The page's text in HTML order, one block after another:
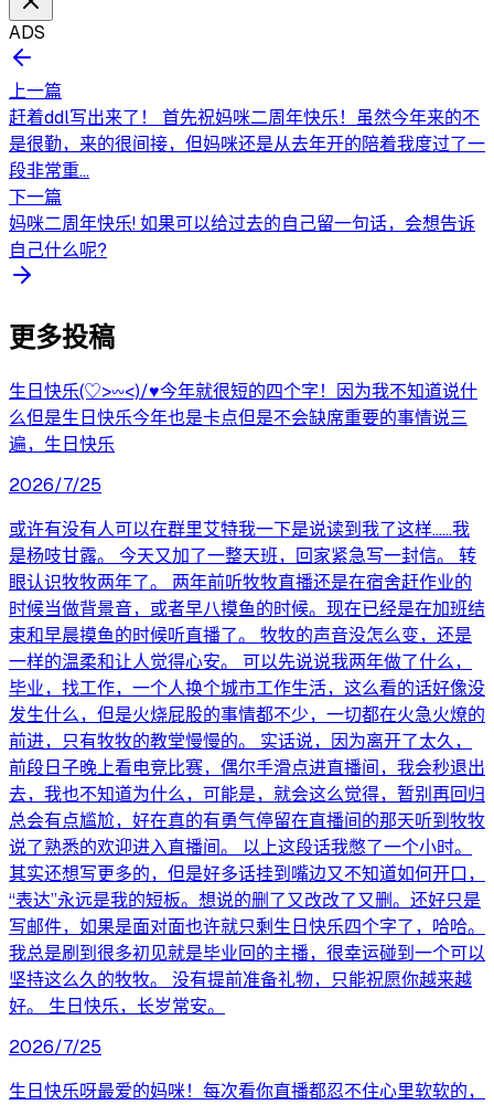
ADS
上一篇
赶着ddl写出来了！ 首先祝妈咪二周年快乐！虽然今年来的不
是很勤，来的很间接，但妈咪还是从去年开的陪着我度过了一
段非常重...
下一篇
妈咪二周年快乐! 如果可以给过去的自己留一句话，会想告诉
自己什么呢?
更多投稿
生日快乐(♡>𖥦<)/♥今年就很短的四个字！因为我不知道说什
么但是生日快乐今年也是卡点但是不会缺席重要的事情说三
遍，生日快乐
2026/7/25
或许有没有人可以在群里艾特我一下是说读到我了这样……我
是杨吱甘露。 今天又加了一整天班，回家紧急写一封信。 转
眼认识牧牧两年了。 两年前听牧牧直播还是在宿舍赶作业的
时候当做背景音，或者早八摸鱼的时候。现在已经是在加班结
束和早晨摸鱼的时候听直播了。 牧牧的声音没怎么变，还是
一样的温柔和让人觉得心安。 可以先说说我两年做了什么，
毕业，找工作，一个人换个城市工作生活，这么看的话好像没
发生什么，但是火烧屁股的事情都不少，一切都在火急火燎的
前进，只有牧牧的教堂慢慢的。 实话说，因为离开了太久，
前段日子晚上看电竞比赛，偶尔手滑点进直播间，我会秒退出
去，我也不知道为什么，可能是，就会这么觉得，暂别再回归
总会有点尴尬，好在真的有勇气停留在直播间的那天听到牧牧
说了熟悉的欢迎进入直播间。 以上这段话我憋了一个小时。
其实还想写更多的，但是好多话挂到嘴边又不知道如何开口，
“表达”永远是我的短板。想说的删了又改改了又删。还好只是
写邮件，如果是面对面也许就只剩生日快乐四个字了，哈哈。
我总是刷到很多初见就是毕业回的主播，很幸运碰到一个可以
坚持这么久的牧牧。 没有提前准备礼物，只能祝愿你越来越
好。 生日快乐，长岁常安。
2026/7/25
生日快乐呀最爱的妈咪！每次看你直播都忍不住心里软软的，